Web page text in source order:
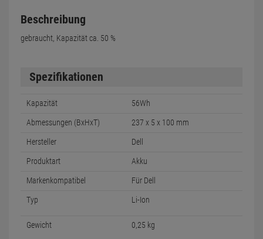
Beschreibung
gebraucht, Kapazität ca. 50 %
Spezifikationen
Kapazität 56Wh
Abmessungen (BxHxT) 237 x 5 x 100 mm
Hersteller Dell
Produktart Akku
Markenkompatibel Für Dell
Typ Li-Ion
Gewicht 0,25 kg